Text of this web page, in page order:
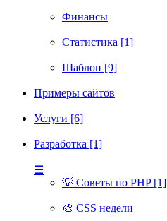
Финансы
Статистика [1]
Шаблон [9]
Примеры сайтов
Услуги [6]
Разработка [1]
☰
💡 Советы по PHP [1]
🎨 CSS недели